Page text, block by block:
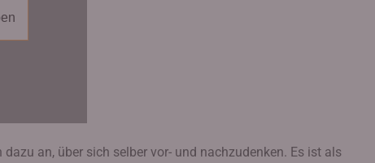
an, über sich selber vor- und nachzudenken. Es ist als